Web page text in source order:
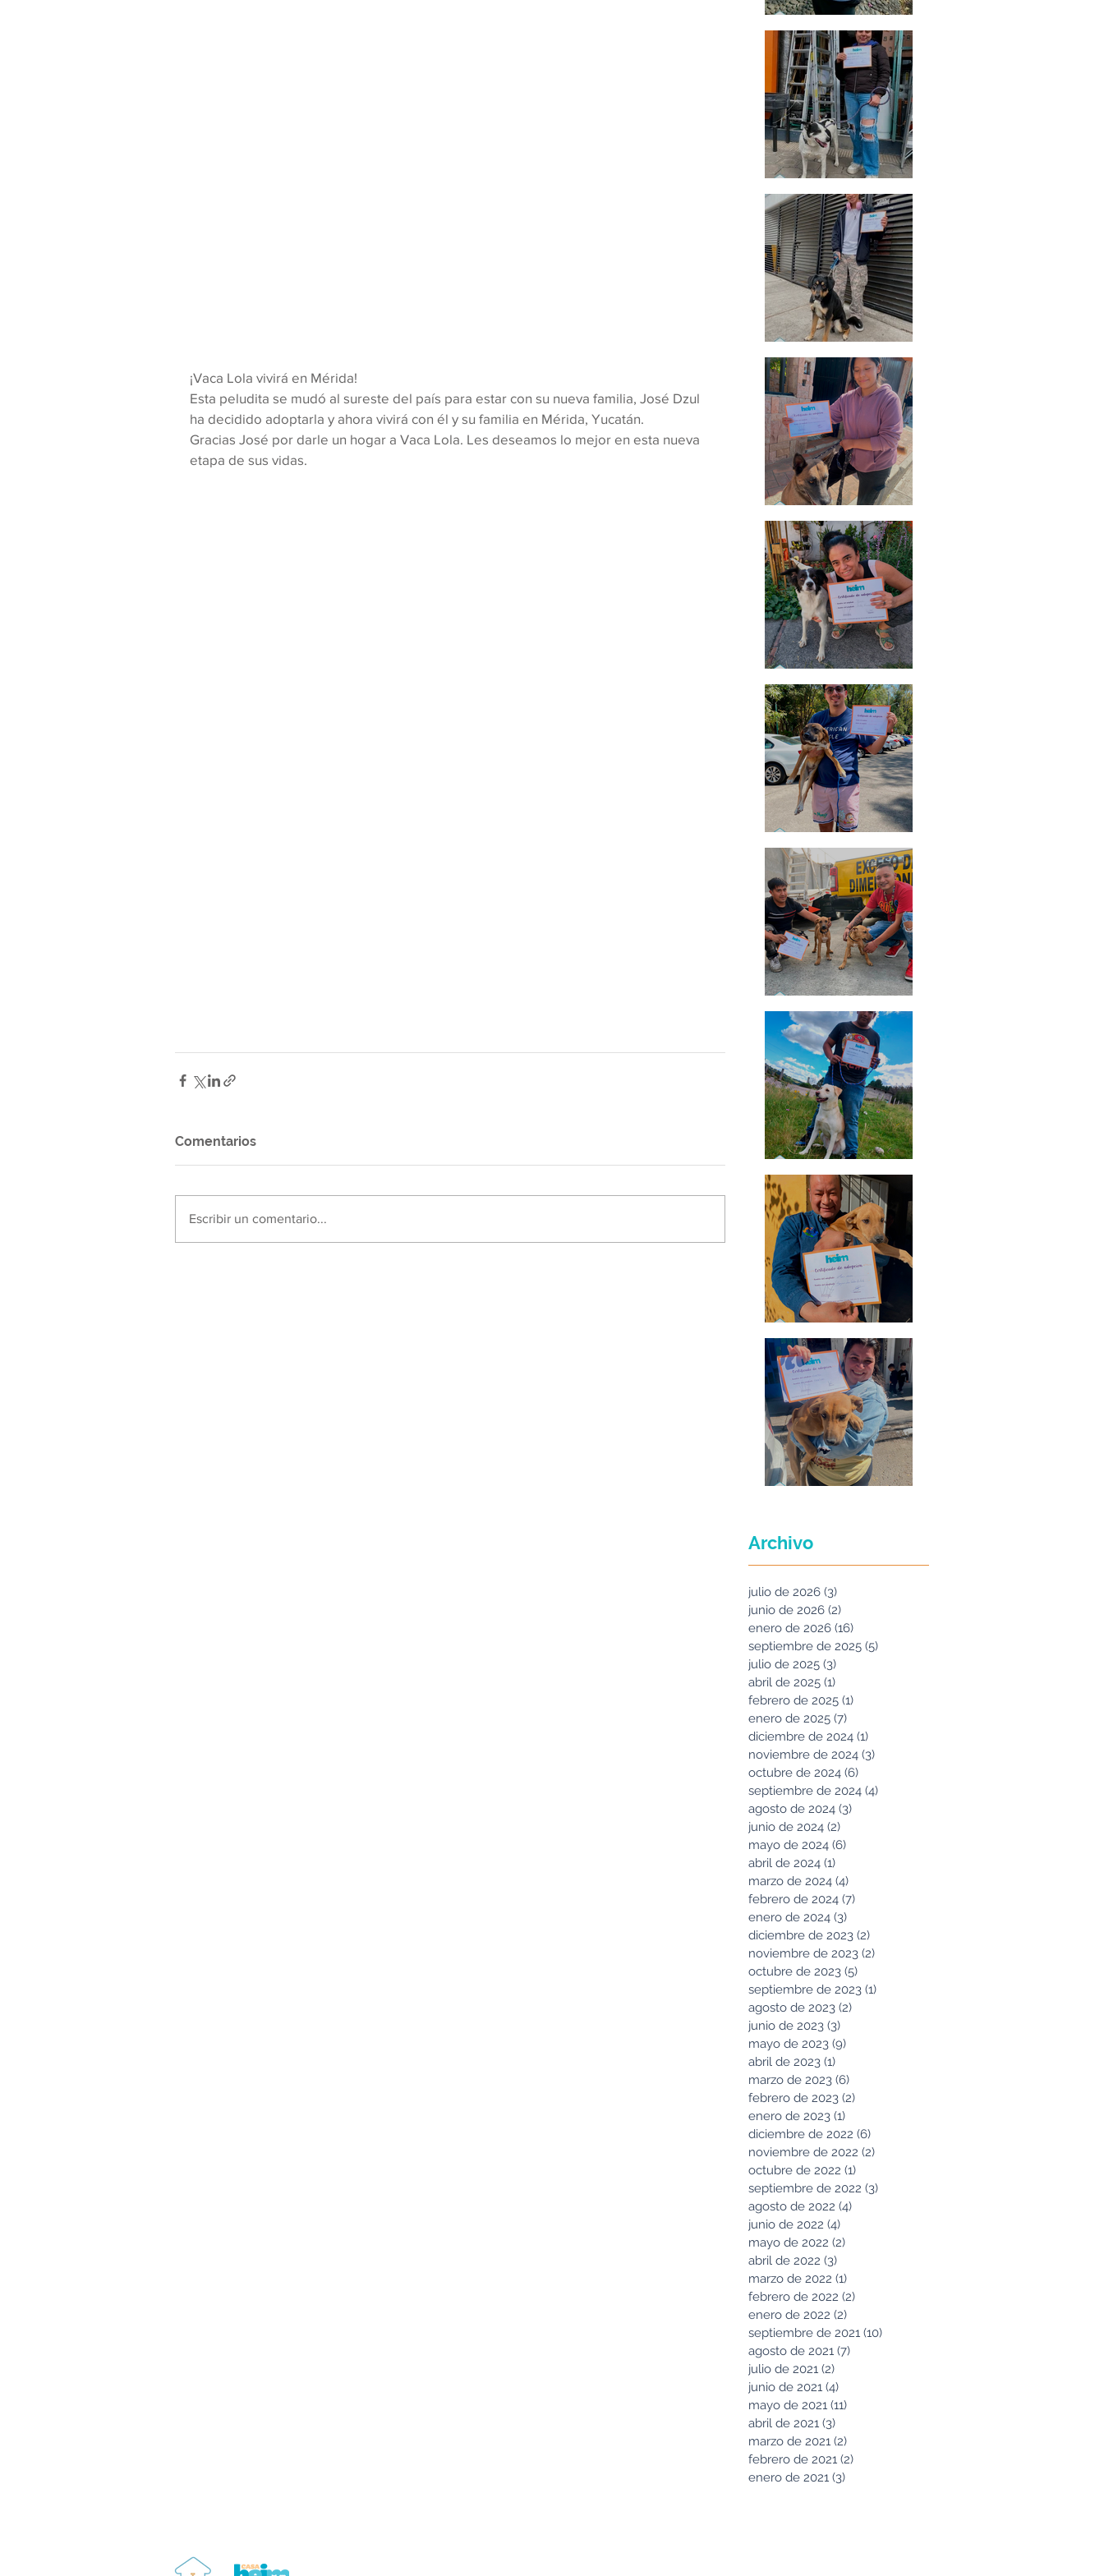
¡Vaca Lola vivirá en Mérida!
Esta peludita se mudó al sureste del país para estar con su nueva familia, José Dzul
ha decidido adoptarla y ahora vivirá con él y su familia en Mérida, Yucatán.
Gracias José por darle un hogar a Vaca Lola. Les deseamos lo mejor en esta nueva
etapa de sus vidas.
Comentarios
Escribir un comentario...
Bellota
Vaquita
Spot
Morris
Noa
Rosa
Pedro Infante
Mika
Mario Moreno
Archivo
julio de 2026 (3)
junio de 2026 (2)
enero de 2026 (16)
septiembre de 2025 (5)
julio de 2025 (3)
abril de 2025 (1)
febrero de 2025 (1)
enero de 2025 (7)
diciembre de 2024 (1)
noviembre de 2024 (3)
octubre de 2024 (6)
septiembre de 2024 (4)
agosto de 2024 (3)
junio de 2024 (2)
mayo de 2024 (6)
abril de 2024 (1)
marzo de 2024 (4)
febrero de 2024 (7)
enero de 2024 (3)
diciembre de 2023 (2)
noviembre de 2023 (2)
octubre de 2023 (5)
septiembre de 2023 (1)
agosto de 2023 (2)
junio de 2023 (3)
mayo de 2023 (9)
abril de 2023 (1)
marzo de 2023 (6)
febrero de 2023 (2)
enero de 2023 (1)
diciembre de 2022 (6)
noviembre de 2022 (2)
octubre de 2022 (1)
septiembre de 2022 (3)
agosto de 2022 (4)
junio de 2022 (4)
mayo de 2022 (2)
abril de 2022 (3)
marzo de 2022 (1)
febrero de 2022 (2)
enero de 2022 (2)
septiembre de 2021 (10)
agosto de 2021 (7)
julio de 2021 (2)
junio de 2021 (4)
mayo de 2021 (11)
abril de 2021 (3)
marzo de 2021 (2)
febrero de 2021 (2)
enero de 2021 (3)